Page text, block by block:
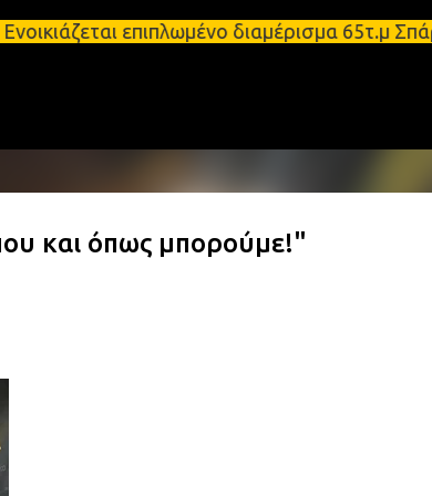
Μετάβαση στο κύριο περιεχόμενο
επιπλωμένο διαμέρισμα
και όπως μπορούμε!"